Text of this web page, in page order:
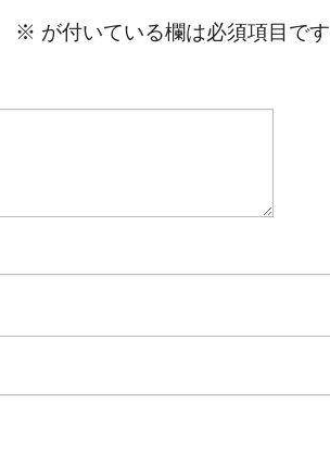
※ が付いている欄は必須項目です